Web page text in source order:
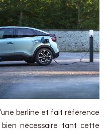
berline et fait référence
nécessaire tant cette